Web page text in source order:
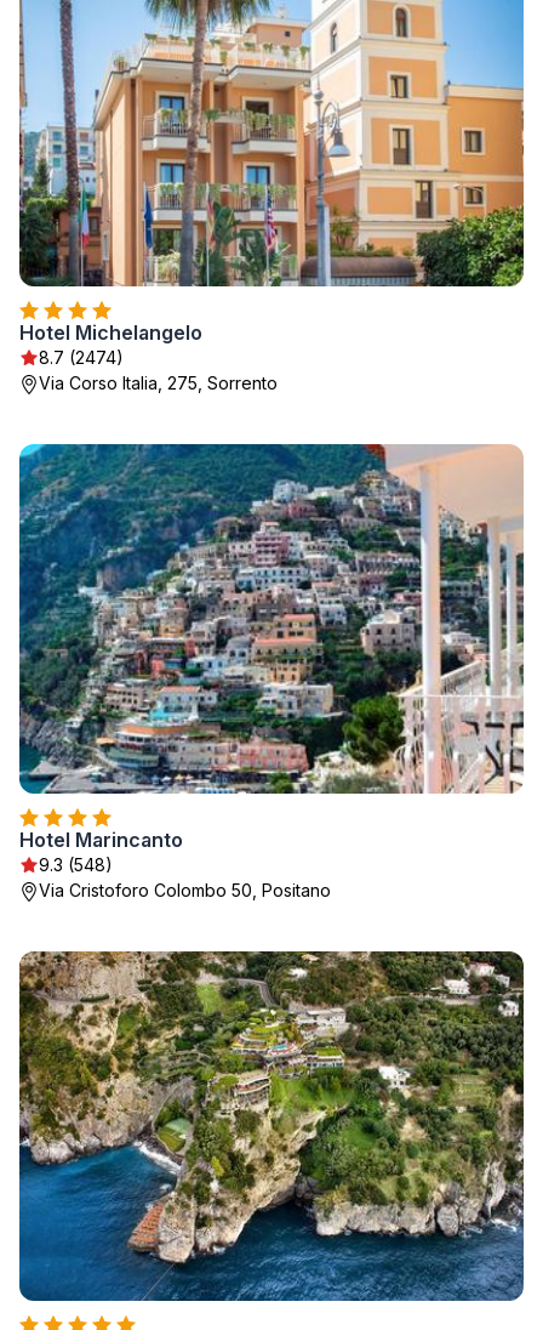
Hotel Michelangelo
8.7 (2474)
Via Corso Italia, 275, Sorrento
Hotel Marincanto
9.3 (548)
Via Cristoforo Colombo 50, Positano